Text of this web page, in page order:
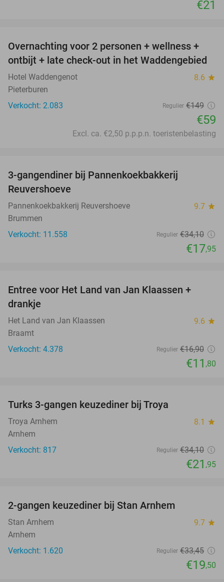
€21
60%
Overnachting voor 2 personen + wellness +
ontbijt + late check-out in het Waddengebied
Hotel Waddengenot 8.6 star
Pieterburen
Verkocht: 2.083
Regulier €149
€59
Excl. ca. €2,50 p.p.p.n. toeristenbelasting
3-gangendiner bij Pannenkoekbakkerij
Reuvershoeve
Pannenkoekbakkerij Reuvershoeve 9.7 star
Brummen
Verkocht: 11.558
Regulier €34,10
€17,95
Entree voor Het Land van Jan Klaassen +
drankje
Het Land van Jan Klaassen 9.6 star
Braamt
Verkocht: 4.378
Regulier €16,90
€11 ,80
Turks 3-gangen keuzediner bij Troya
Troya Arnhem 8.1 star
Arnhem
Verkocht: 817
Regulier €34,10
€21 ,95
2-gangen keuzediner bij Stan Arnhem
Stan Arnhem 9.7 star
Arnhem
Verkocht: 1.620
Regulier €33,45
€19,50